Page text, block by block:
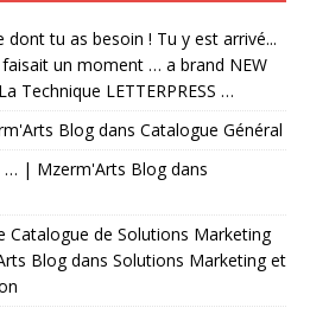
dont tu as besoin ! Tu y est arrivé...
faisait un moment … a brand NEW
La Technique LETTERPRESS …
Blogdans Catalogue Général
… | Mzerm'Arts Blogdans
Catalogue de Solutions Marketing
Blogdans Solutions Marketing et